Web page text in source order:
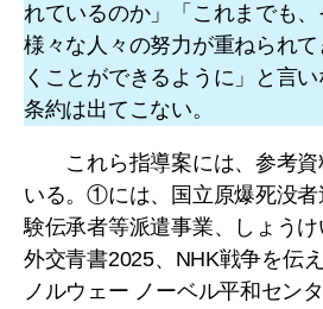
れているのか」「これまでも
様々な人々の努力が重ねられ
くことができるように」と言
条約は出てこない。
これら指導案には、参考
いる。①には、国立原爆死没
験伝承者等派遣事業、しょう
外交青書2025、NHK戦争を伝
ノルウェー ノーベル平和セン